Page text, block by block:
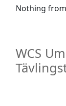
Nothing from
WCS